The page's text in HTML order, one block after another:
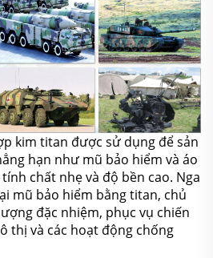
kim titan được sử dụng để sản
hạn như mũ bảo hiểm và áo
chất nhẹ và độ bền cao. Nga
mũ bảo hiểm bằng titan, chủ
đặc nhiệm, phục vụ chiến
thị và các hoạt động chống